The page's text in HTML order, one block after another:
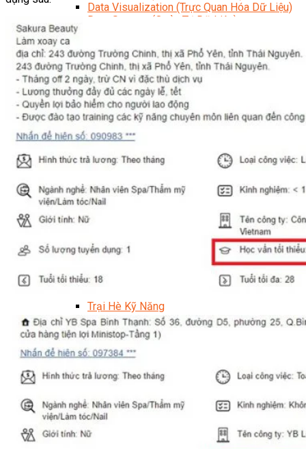
Data Visualization (Trực Quan Hóa Dữ Liệu)
Data System (Quản Trị Dữ Liệu)
Chuyên Viên Lập Trình Website (Full Stack)
Chuyên Viên Lập Trình Mobile (Full Stack)
Software Testing
Trọn Bộ Công Cụ AI Văn Phòng
Trọn Bộ Công Cụ AI Ứng Dụng Giảng Dạy
Lập Trình Cho Trẻ Em
Tin Học Ứng Dụng
Thiết Kế (Design)
Thiết Kế Đồ Họa Chuyên Nghiệp
Chuyên Viên Thiết Kế Nội Thất
Mỹ Thuật Đa Phương Tiện
3D Animation
Mỹ Thuật Số – Digital Art
Adobe Photoshop – Illustrator
Hội Họa Thiếu Nhi
Venus Academy
Trại Hè Kỹ Năng
Trại Hè Hướng Nghiệp
Chuyên Đề Á Âu Kitchen For Kid & Teen
Khóa Học Nấu Ăn Cho Bé
Hội Họa Thiếu Nhi
Digital Art For Kids
Khóa Học Thiết Kế Truyện Tranh Ai
Khóa Học Họa Sĩ Ai
Khóa Học Biên Tập Video Với Ai
Mc Nhí